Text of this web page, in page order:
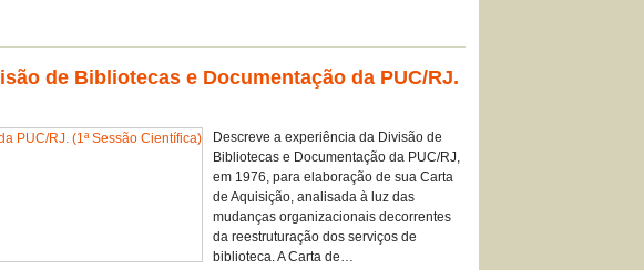
de Bibliotecas e Documentação da PUC/RJ.
Descreve a experiência da Divisão de
Bibliotecas e Documentação da PUC/RJ,
em 1976, para elaboração de sua Carta
de Aquisição, analisada à luz das
mudanças organizacionais decorrentes
da reestruturação dos serviços de
biblioteca. A Carta de…